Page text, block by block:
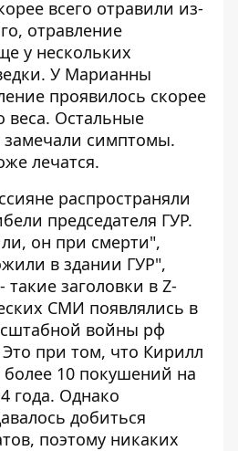
всего отравили из-
отравление
у нескольких
У Марианны
проявилось скорее
веса. Остальные
симптомы.
лечатся.
распространяли
председателя ГУР.
он при смерти",
в здании ГУР",
заголовки в Z-
СМИ появлялись в
войны рф
при том, что Кирилл
10 покушений на
года. Однако
добиться
поэтому никаких